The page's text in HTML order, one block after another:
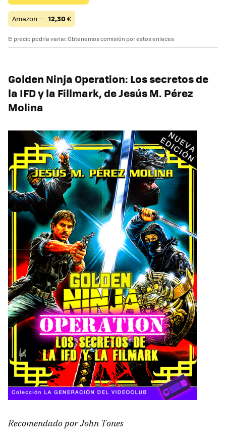
Amazon — 12,30€
El precio podría variar. Obtenemos comisión por estos enlaces
Golden Ninja Operation: Los secretos de
la IFD y la Fillmark, de Jesús M. Pérez
Molina
Recomendado por John Tones